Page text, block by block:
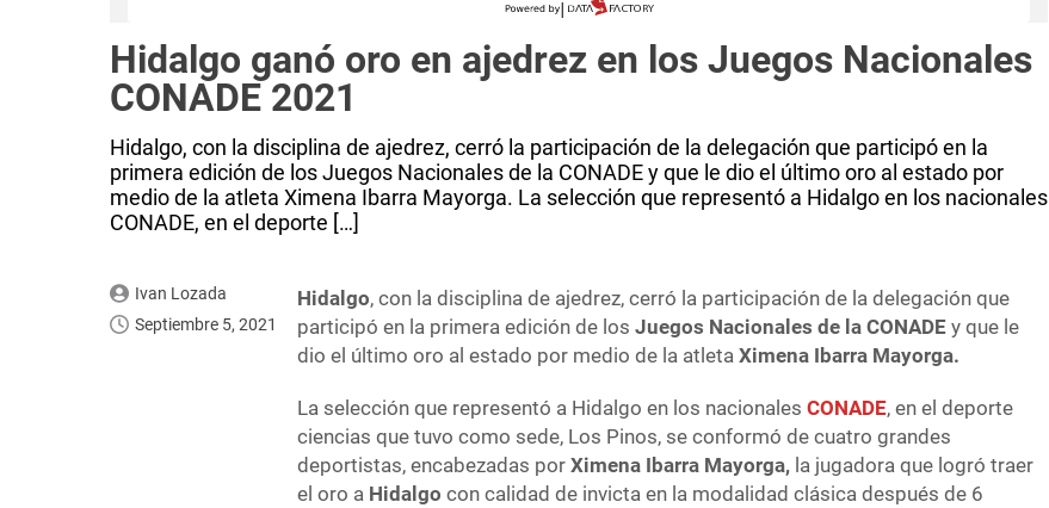
Hidalgo ganó oro en ajedrez en los Juegos Nacionales
CONADE 2021
Hidalgo, con la disciplina de ajedrez, cerró la participación de la delegación que participó en la
primera edición de los Juegos Nacionales de la CONADE y que le dio el último oro al estado por
medio de la atleta Ximena Ibarra Mayorga. La selección que representó a Hidalgo en los nacionales
CONADE, en el deporte […]
Ivan Lozada
Septiembre 5, 2021
Hidalgo, con la disciplina de ajedrez, cerró la participación de la delegación que
participó en la primera edición de losJuegos Nacionales de la CONADE y que le
dio el último oro al estado por medio de la atleta Ximena Ibarra Mayorga.
La selección que representó a Hidalgo en los nacionalesCONADE, en el deporte
ciencias que tuvo como sede, Los Pinos, se conformó de cuatro grandes
deportistas, encabezadas porXimena Ibarra Mayorga, la jugadora que logró traer
el oro a Hidalgocon calidad de invicta en la modalidad clásica después de 6